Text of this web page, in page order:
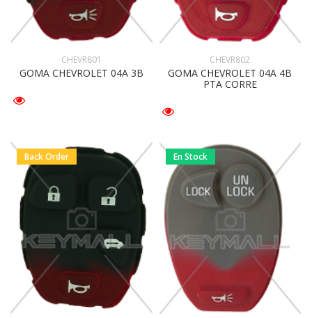
CHEVR801
GOMA CHEVROLET 04A 3B
CHEVR802
GOMA CHEVROLET 04A 4B
PTA CORRE
Back Order En Stock